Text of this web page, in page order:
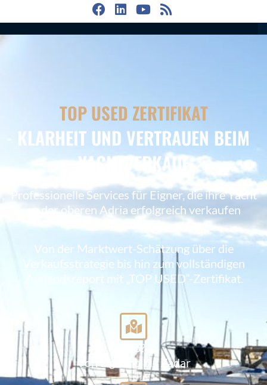
TOP USED ZERTIFIKAT
KLARHEIT UND VERTRAUEN BEIM
YACHTVERKAUF
Professionelle Services für Eigner, die ihre Yacht
an der oberen Adria erfolgreich verkaufen
Von der Marktwert-Schätzung über die
Verkaufsstrategie bis hin zum vollständigen
Zustandsreport mit „TOP USED“-Zertifikat.
Wo?
Von Lignano bis Zadar